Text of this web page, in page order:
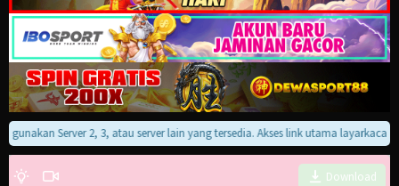
Server 2, 3, atau server lain yang tersedia. Akses link utama layarkaca
Download